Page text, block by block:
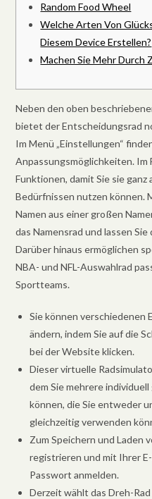
Random Food Wheel
Welche Arten Von
Diesem Device Erstellen?
Machen Sie Mehr Durch
Neben den oben
bietet der Entscheidungsrad
Im Menü „Einstellungen“
Anpassungsmöglichkeiten. Im
Funktionen, damit Sie sie
Bedürfnissen nutzen können.
Namen aus einer großen
das Namensrad und lassen
Darüber hinaus ermöglichen
NBA- und NFL-Auswahlrad
Sportteams.
Sie können verschiedenen
ändern, indem Sie auf die
bei der Website klicken.
Dieser virtuelle
dem Sie mehrere
können, die Sie entweder
gleichzeitig verwenden
Zum Speichern und Laden
registrieren und mit Ihrer
Passwort anmelden.
Derzeit wählt das Dreh-